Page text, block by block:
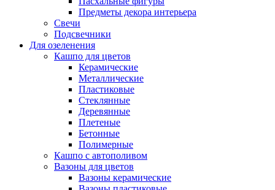
Предметы декора интерьера
Свечи
Подсвечники
Для озеленения
Кашпо для цветов
Керамические
Металлические
Пластиковые
Стеклянные
Деревянные
Плетеные
Бетонные
Полимерные
Кашпо с автополивом
Вазоны для цветов
Вазоны керамические